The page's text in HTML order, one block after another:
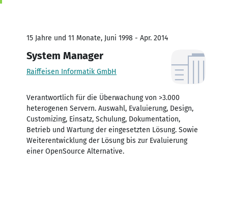
15 Jahre und 11 Monate, Juni 1998 - Apr. 2014
System Manager
Raiffeisen Informatik GmbH
Verantwortlich für die Überwachung von >3.000
heterogenen Servern. Auswahl, Evaluierung, Design,
Customizing, Einsatz, Schulung, Dokumentation,
Betrieb und Wartung der eingesetzten Lösung. Sowie
Weiterentwicklung der Lösung bis zur Evaluierung
einer OpenSource Alternative.